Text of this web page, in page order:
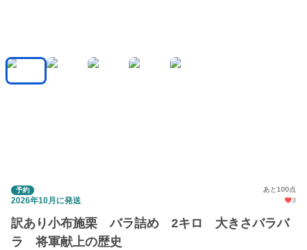
予約 あと100点
2026年10月に発送 3
訳あり小布施栗 バラ詰め 2キロ 大きさバラバ
ラ 将軍献上の歴史